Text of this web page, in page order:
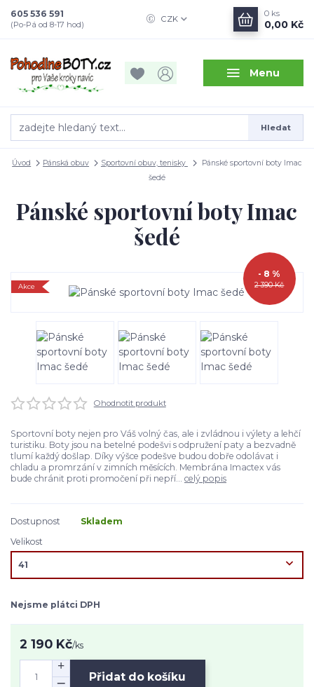
Menu
CZK
Hledat
605 536 591
(Po-Pá od 8-17 hod)
0 ks
0,00 Kč
Úvod Pánská obuv Sportovní obuv, tenisky
Pánské sportovní boty Imac
šedé
Pánské sportovní boty Imac
šedé
Akce 2 390 Kč
- 8 %
Ohodnotit produkt
Sportovní boty nejen pro Váš volný čas, ale i zvládnou i výlety a lehčí
turistiku. Boty jsou na betelné podešvi s odpružení paty a bezvadně
tlumí každý došlap. Díky výšce podešve budou dobře odolávat i
chladu a promrzání v zimních měsících. Membrána Imactex vás
bude chránit proti promočení při nepří... celý popis
Dostupnost
Skladem
Velikost
Nejsme plátci DPH
2 190 Kč/ks
Přidat do košíku